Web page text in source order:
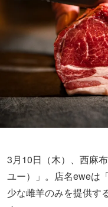
3月10日（木）、西麻
ユー）」。店名eweは
少な雌羊のみを提供す